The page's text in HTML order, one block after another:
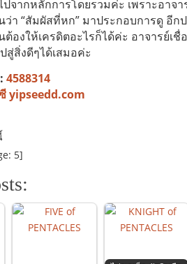
จากหลักการโดยรวมค่ะ เพราะอาจ
ว่า “สัมผัสที่หก” มาประกอบการดู อี
ต้องให้เครดิตอะไรก็ได้ค่ะ อาจารย์
สู่สิ่งดีๆได้เสมอค่ะ
4588314
yipseedd.com
5]